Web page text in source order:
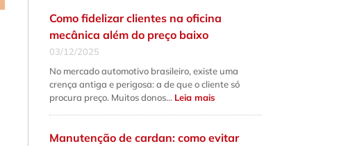
a
diferença
fundamental
fazer
cada
serviço?
Como fidelizar clientes na oficina
mecânica além do preço baixo
03/12/2025
No mercado automotivo brasileiro, existe uma
crença antiga e perigosa: a de que o cliente só
procura preço. Muitos donos… Leia mais:
Como
fidelizar
oficina
Manutenção de cardan: como evitar